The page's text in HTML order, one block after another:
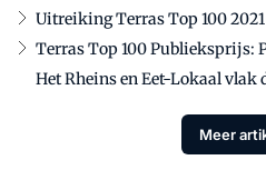
Uitreiking Terras Top 100
Terras Top 100 Publieksprijs:
Het Rheins en Eet-Lokaal vlak
Meer